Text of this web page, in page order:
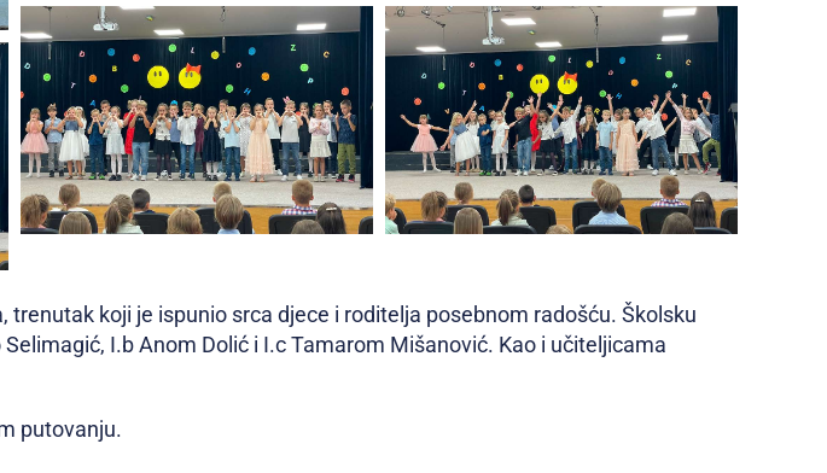
koji je ispunio srca djece i roditelja posebnom radošću. Školsku
I.b Anom Dolić i I.c Tamarom Mišanović. Kao i učiteljicama
putovanju.